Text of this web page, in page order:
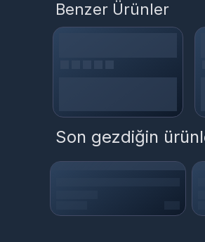
Benzer Ürünler
Son gezdiğin